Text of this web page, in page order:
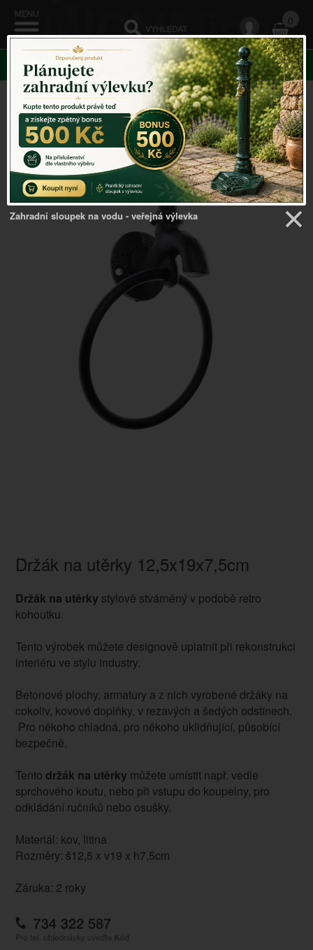
0
KATEGORIE
Venkovský domov ->Doplňky do kuchyně-> Držák na
utěrky 12,5x19x7,5cm
Držák na utěrky 12,5x19x7,5cm
Držák na utěrky stylově stvárněný v podobě retro
kohoutku.
Tento výrobek můžete designově uplatnit při rekonstrukci
interiéru ve stylu industry.
Betonové plochy, armatury a z nich vyrobené držáky na
cokoliv, kovové doplňky, v rezavých a šedých odstínech.
Pro někoho chladná, pro někoho uklidňující, působící
bezpečně.
Tento držák na utěrky můžete umístit např. vedle
sprchového koutu, nebo při vstupu do koupelny, pro
odkládání ručníků nebo osušky.
Materiál: kov, litina
Rozměry: š12,5 x v19 x h7,5cm
Záruka: 2 roky
Zahradní sloupek na vodu - veřejná výlevka